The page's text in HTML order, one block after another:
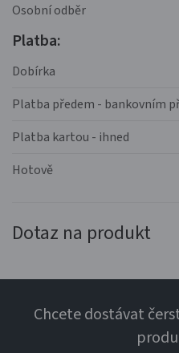
Osobní odběr
Platba:
Dobírka
Platba předem - bankovním
Platba kartou - ihned
Hotově
Dotaz na produkt
Chcete dostávat